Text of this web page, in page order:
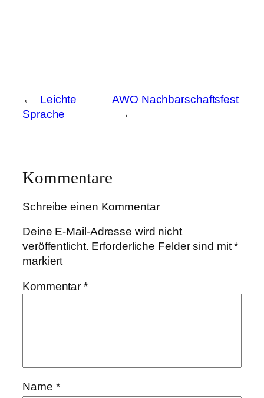
←
Leichte
Sprache
AWO Nachbarschaftsfest
→
Kommentare
Schreibe einen Kommentar
Deine E-Mail-Adresse wird nicht
veröffentlicht. Erforderliche Felder sind mit*
markiert
Kommentar*
Name *